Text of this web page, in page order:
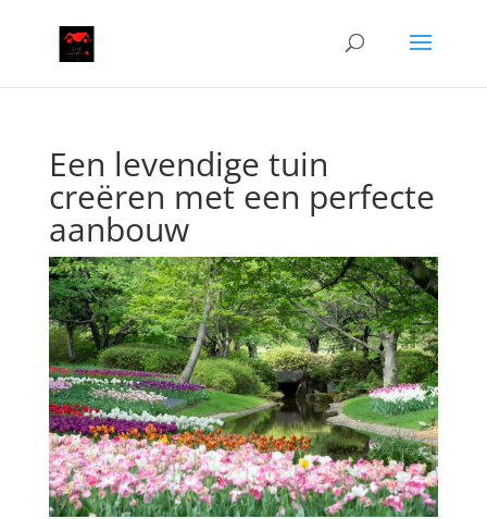
Een levendige tuin
creëren met een perfecte
aanbouw